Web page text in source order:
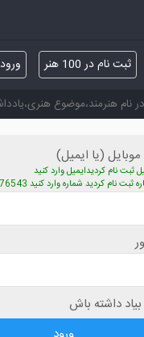
ثبت نام در 100 هنر ورود
(یا ایمیل)
ثبت نام کردیدایمیل وارد کنید
ثبت نام کردید شماره وارد کنید 9129876543
بیاد داشته باش